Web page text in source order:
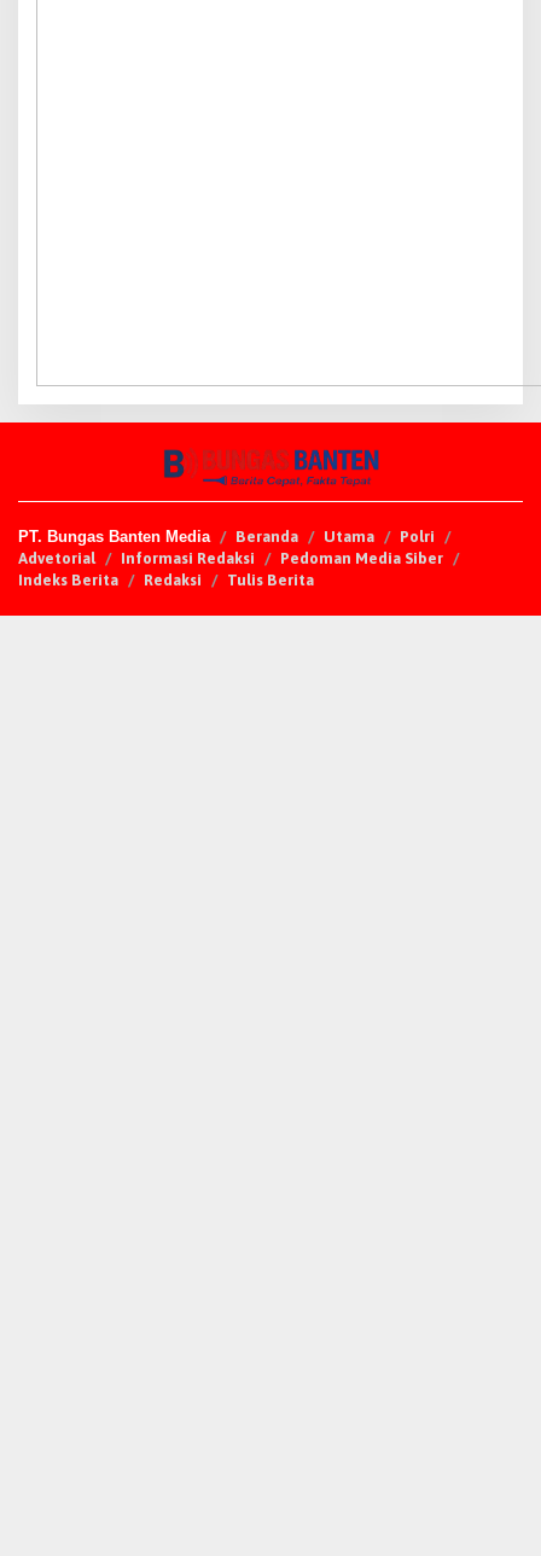
PT. Bungas Banten Media Beranda Utama
Polri
Advetorial
Informasi Redaksi
Pedoman Media Siber
Indeks Berita
Redaksi Tulis Berita